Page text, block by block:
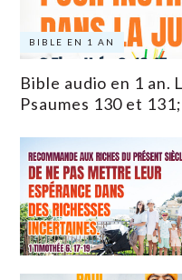
BIBLE EN 1 AN
Bible audio en 1 an.
Psaumes 130 et